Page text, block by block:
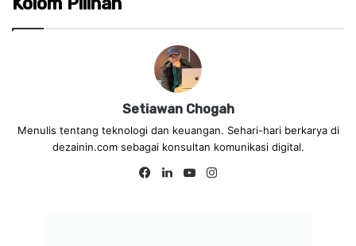
Setiawan Chogah
Menulis tentang teknologi dan keuangan. Sehari-hari berkarya di
dezainin.com sebagai konsultan komunikasi digital.
Fa
Lin
Yo